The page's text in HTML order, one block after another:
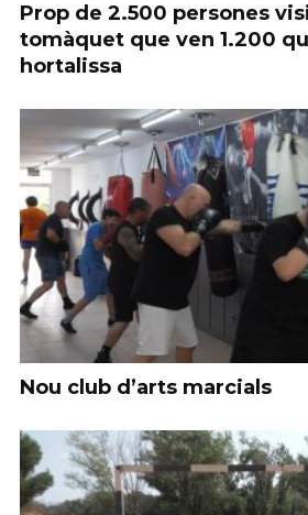
Prop de 2.500 persones
tomàquet que ven 1.200
hortalissa
Nou club d’arts marcials